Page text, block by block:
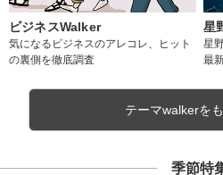
ビジネスWalker
気になるビジネスのアレコレ、ヒット
の裏側を徹底調査
星
星
最
テーマwalkerを
季節特